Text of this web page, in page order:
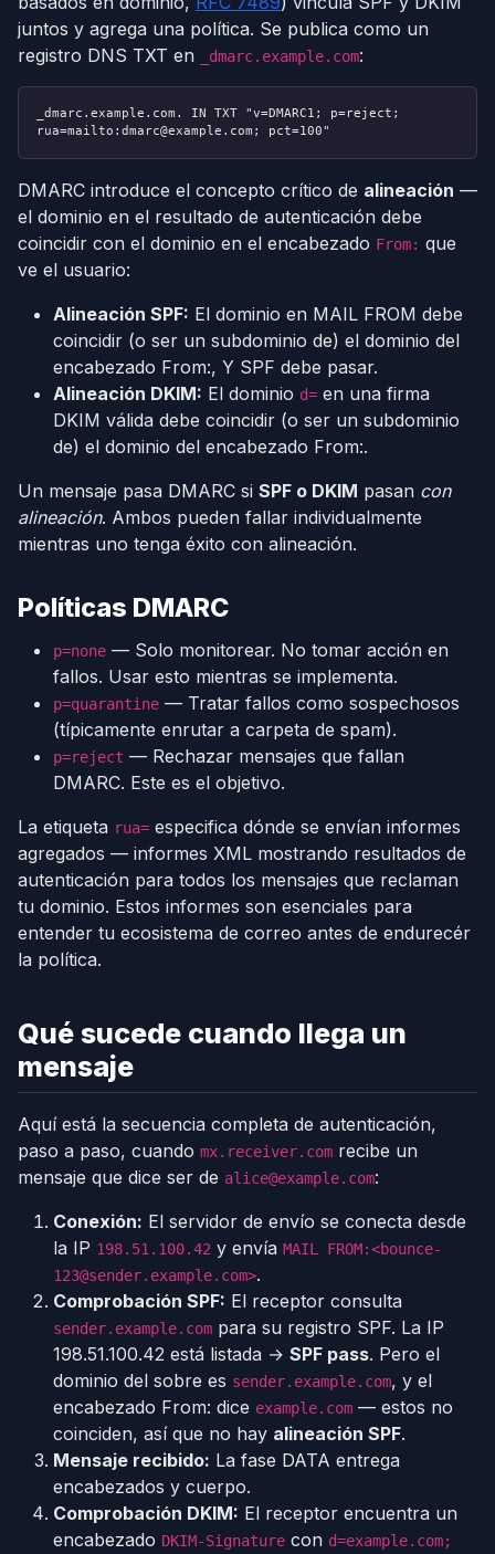
juntos y agrega una política. Se publica como un
registro DNS TXT en
_dmarc.example.com:
_dmarc.example.com. IN TXT "v=DMARC1; p=reject;
rua=mailto:dmarc@example.com; pct=100"
DMARC introduce el concepto crítico de alineación —
el dominio en el resultado de autenticación debe
coincidir con el dominio en el encabezado From: que
ve el usuario:
Alineación SPF: El dominio en MAIL FROM debe
coincidir (o ser un subdominio de) el dominio del
encabezado From:, Y SPF debe pasar.
Alineación DKIM: El dominio d= en una firma
DKIM válida debe coincidir (o ser un subdominio
de) el dominio del encabezado From:.
Un mensaje pasa DMARC si SPF o DKIM pasan con
alineación. Ambos pueden fallar individualmente
mientras uno tenga éxito con alineación.
Políticas DMARC
p=none — Solo monitorear. No tomar acción en
fallos. Usar esto mientras se implementa.
p=quarantine — Tratar fallos como sospechosos
(típicamente enrutar a carpeta de spam).
p=reject — Rechazar mensajes que fallan
DMARC. Este es el objetivo.
La etiqueta rua= especifica dónde se envían informes
agregados — informes XML mostrando resultados de
autenticación para todos los mensajes que reclaman
tu dominio. Estos informes son esenciales para
entender tu ecosistema de correo antes de endurecér
la política.
Qué sucede cuando llega un
mensaje
Aquí está la secuencia completa de autenticación,
paso a paso, cuando mx.receiver.com recibe un
mensaje que dice ser de alice@example.com:
Conexión: El servidor de envío se conecta desde
la IP 198.51.100.42 y envía MAIL FROM:<bounce-
123@sender.example.com>.
Comprobación SPF: El receptor consulta
sender.example.com para su registro SPF. La IP
198.51.100.42 está listada → SPF pass. Pero el
dominio del sobre es sender.example.com, y el
encabezado From: dice example.com — estos no
coinciden, así que no hay alineación SPF.
Mensaje recibido: La fase DATA entrega
encabezados y cuerpo.
Comprobación DKIM: El receptor encuentra un
encabezado DKIM-Signature con d=example.com;